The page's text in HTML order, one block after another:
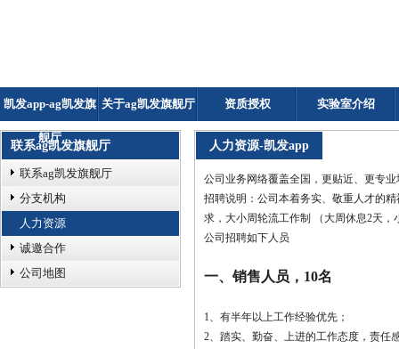
凯发app-ag凯发旗
舰厅
关于ag凯发旗舰厅 资质授权 实验室介绍
联系ag凯发旗舰厅
联系ag凯发旗舰厅
分支机构
人力资源
诚邀合作
公司地图
人力资源-凯发app
公司业务网络覆盖全国，更贴近、更专
招聘说明：公司本着务实、敬重人才的
求，大小周轮流工作制 （大周休息2天
公司招聘如下人员
一、销售人员，10名
1、有半年以上工作经验优先；
2、踏实、勤奋、上进的工作态度，责任